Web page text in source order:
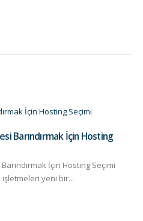
Barındırmak İçin Hosting
İçin Hosting Seçimi
yeni bir...